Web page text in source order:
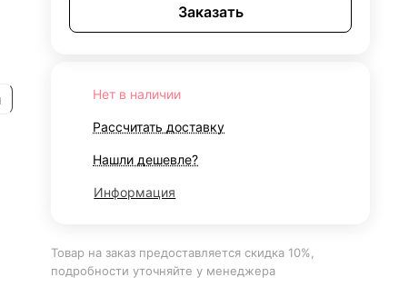
Заказать
Нет в наличии
Рассчитать доставку
Нашли дешевле?
Информация
Товар на заказ предоставляется скидка 10%,
подробности уточняйте у менеджера